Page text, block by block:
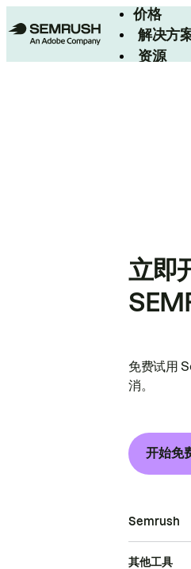
价格
解决方
资源
立即
免费试用
消。
开始免
Semrush
其他工具